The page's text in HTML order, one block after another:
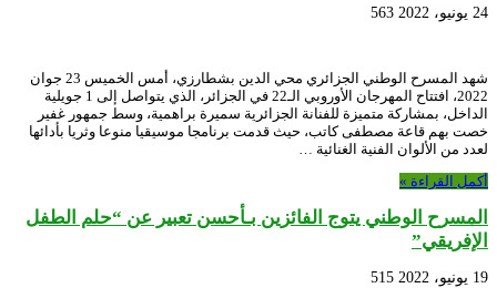
24 يونيو، 2022 563
شهد المسرح الوطني الجزائري محي الدين بشطارزي، أمس الخميس 23 جوان
2022، افتتاح المهرجان الأوروبي الـ22 في الجزائر، الذي يتواصل إلى 1 جويلية
الداخل، بمشاركة متميزة للفنانة الجزائرية سميرة براهمية، وسط جمهور غفير
خصت بهم قاعة مصطفى كاتب، حيث قدمت برنامجا موسيقيا منوعا وثريا بأدائها
لعدد من الألوان الفنية الغنائية …
أكمل القراءة »
المسرح الوطني يتوج الفائزين بـأحسن تعبير عن “حلم الطفل
الإفريقي”
19 يونيو، 2022 515